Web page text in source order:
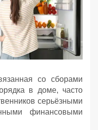
со сборами
в доме, часто
серьёзными
финансовыми